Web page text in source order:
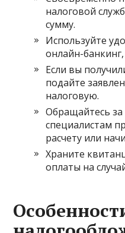
налоговой
сумму.
Используйте
онлайн-
Если вы
подайте
налоговую.
Обращайтесь за
специалистам
расчету или
Храните
оплаты на